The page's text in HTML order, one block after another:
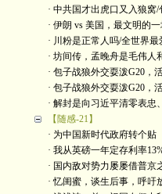
· 中共国才出虎口又入狼窝/
· 伊朗 vs 美国，最文明的
· 川粉是正常人吗/全世界最
· 坊间传，孟晚舟是毛伟人
· 包子战狼外交耍泼G20，
· 包子战狼外交耍泼G20，
· 解封是向习近平清零表忠
【随感-21】
· 为中国新时代政府转个贴
· 我从英磅一年定存利率
· 国内敌对势力屡屡借普京
· 忆闺蜜，谈生后事，呼吁